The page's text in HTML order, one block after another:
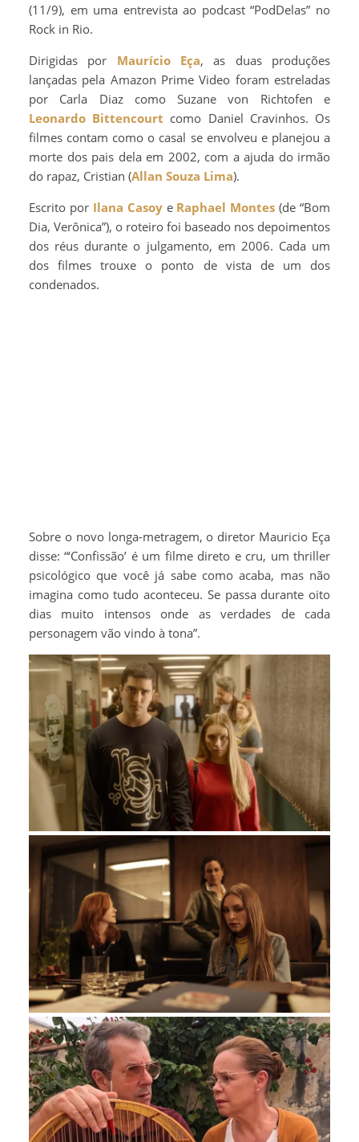
(11/9), em uma entrevista ao podcast “PodDelas” no
Rock in Rio.
Dirigidas por Maurício Eça, as duas produções
lançadas pela Amazon Prime Video foram estreladas
por Carla Diaz como Suzane von Richtofen e
Leonardo Bittencourt como Daniel Cravinhos. Os
filmes contam como o casal se envolveu e planejou a
morte dos pais dela em 2002, com a ajuda do irmão
do rapaz, Cristian (Allan Souza Lima).
Escrito por Ilana Casoye Raphael Montes (de “Bom
Dia, Verônica”), o roteiro foi baseado nos depoimentos
dos réus durante o julgamento, em 2006. Cada um
dos filmes trouxe o ponto de vista de um dos
condenados.
Sobre o novo longa-metragem, o diretor Mauricio Eça
disse: “‘Confissão’ é um filme direto e cru, um thriller
psicológico que você já sabe como acaba, mas não
imagina como tudo aconteceu. Se passa durante oito
dias muito intensos onde as verdades de cada
personagem vão vindo à tona”.